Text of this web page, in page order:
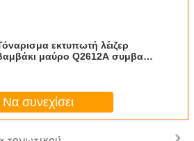
εκτυπωτή λέιζερ
μαύρο Q2612A συμβατό
Να συνεχίσει